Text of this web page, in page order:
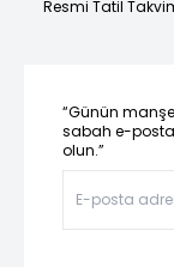
Resmi Tatil
“Günün
sabah e-
olun.”